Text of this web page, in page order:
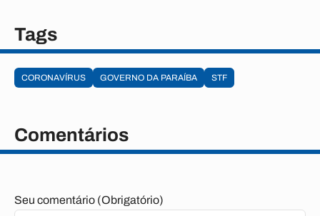
Tags
CORONAVÍRUS GOVERNO DA PARAÍBA STF
Comentários
Seu comentário (Obrigatório)